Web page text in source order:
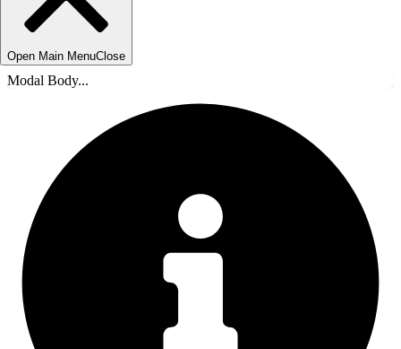
Open Main MenuClose
Modal Body...